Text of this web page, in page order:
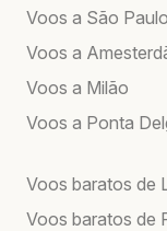
Voos a São Paulo
Voos a
Voos a Milão
Voos a Ponta
Voos baratos de
Voos baratos de